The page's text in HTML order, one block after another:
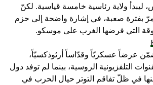
ليبدأ ولاية رئاسية خامسة قياسية. لكنّ
تمرّ بفترة صعبة، في إشارة واضحة إلى حزم
التي فرضها الغرب على موسكو.
عرضاً عسكريّاً وقدّاساً أرثوذكسيّاً،
التلفزيونية الروسية، بينما لم توفد دول
في ظلّ تفاقم التوتر حيال الحرب في